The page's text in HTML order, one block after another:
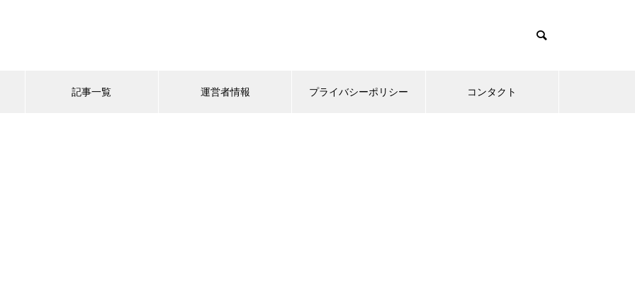
記事一覧 運営者情報 プライバシーポリシー コンタクト